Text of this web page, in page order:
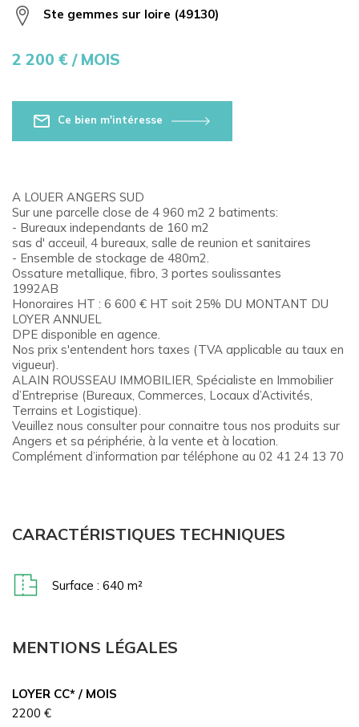
Ste gemmes sur loire (49130)
2 200 € / MOIS
Ce bien m'intéresse
A LOUER ANGERS SUD
Sur une parcelle close de 4 960 m2 2 batiments:
- Bureaux independants de 160 m2
sas d' acceuil, 4 bureaux, salle de reunion et sanitaires
- Ensemble de stockage de 480m2.
Ossature metallique, fibro, 3 portes soulissantes
1992AB
Honoraires HT : 6 600 € HT soit 25% DU MONTANT DU
LOYER ANNUEL
DPE disponible en agence.
Nos prix s'entendent hors taxes (TVA applicable au taux en
vigueur).
ALAIN ROUSSEAU IMMOBILIER, Spécialiste en Immobilier
d’Entreprise (Bureaux, Commerces, Locaux d’Activités,
Terrains et Logistique).
Veuillez nous consulter pour connaitre tous nos produits sur
Angers et sa périphérie, à la vente et à location.
Complément d’information par téléphone au 02 41 24 13 70
CARACTÉRISTIQUES TECHNIQUES
Surface : 640 m²
MENTIONS LÉGALES
LOYER CC* / MOIS
2200 €